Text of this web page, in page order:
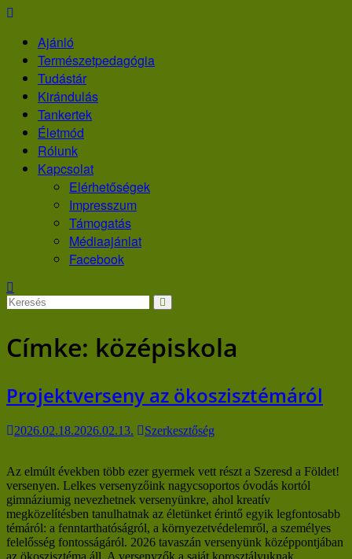
Skip
contentAjánló
Természetpedagógia
Tudástár
Kirándulás
Tankertek
Életmód
Rólunk
Kapcsolat
Elérhetőségek
Impresszum
Támogatás
Médiaajánlat
Facebook
Címke: középiskola
Projektverseny az ökoszisztémáról
2026.02.18.2026.02.13. Szerkesztőség
Az elmúlt években több ezer gyermek vett részt a Szeresd a Földet!
versenyen. Lelkes versenyzőink nagycsoportos óvodás kortól
gimnáziumig nevezhetnek versenyünkre, ahol kreatív
megközelítésben tanulhatnak az életünket érintő egyik legfontosabb
témáról: a fenntarthatóságról, a környezetvédelemről, a személyes
felelősség fontosságáról. 2026 tavaszán versenyünk középpontjában
az ökoszisztéma áll. A versenyzők a saját korosztályuknak